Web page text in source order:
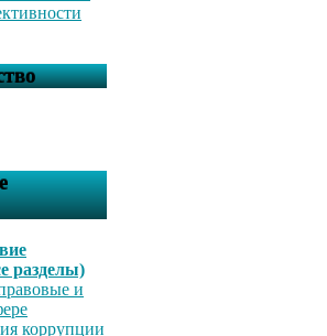
разделы)
и
коррупции